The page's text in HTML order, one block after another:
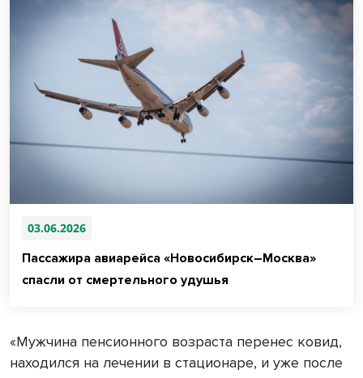
03.06.2026
Пассажира авиарейса «Новосибирск–Москва»
спасли от смертельного удушья
«Мужчина пенсионного возраста перенес ковид,
находился на лечении в стационаре, и уже после